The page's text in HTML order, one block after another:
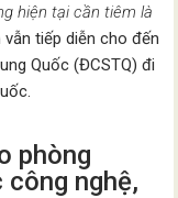
hiện tại cần tiêm là
tiếp diễn cho đến
Quốc (ĐCSTQ) đi
phòng
công nghệ,